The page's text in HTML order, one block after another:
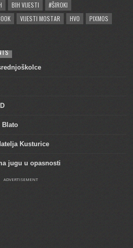
BIH VIJESTI
#ŠIROKI
VIJESTI MOSTAR HVO
PIXMOS
Blato
Kusturice
jugu u opasnosti
ADVERTISEMENT